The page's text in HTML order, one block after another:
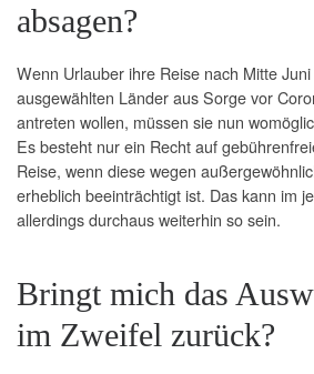
absagen?
Wenn Urlauber ihre Reise nach Mitte
ausgewählten Länder aus Sorge vor
antreten wollen, müssen sie nun
Es besteht nur ein Recht auf
Reise, wenn diese wegen
erheblich beeinträchtigt ist. Das kann im
allerdings durchaus weiterhin so sein.
Bringt mich das
im Zweifel zurück?